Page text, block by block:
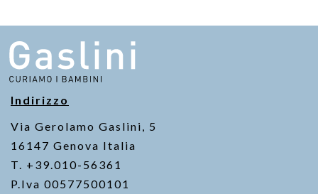
Indirizzo
Via Gerolamo Gaslini, 5
16147 Genova Italia
T. +39.010-56361
P.Iva 00577500101